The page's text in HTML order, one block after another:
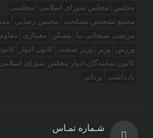
مجلس
مجلس شورای اسلامی
مجلسی
مجمع تشخیص مصلحت
محسن رضایی
مرتضی سبحانی نیا
مسکن معماری
ورزش
وزیر وزیر صنعت کانون ادوار
کانون نمایندگان ادوار مجلس شورای
یادداشت
یزدانی
شـماره تمـاس